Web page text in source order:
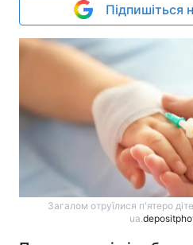
Підпишіться
Загалом отруїлися п'ятеро
ua.